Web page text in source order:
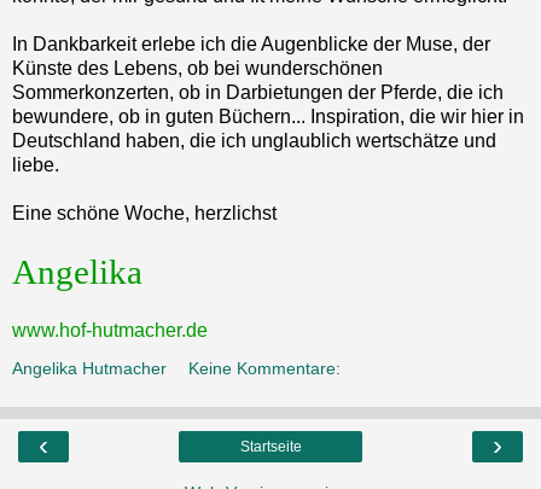
In Dankbarkeit erlebe ich die Augenblicke der Muse, der
Künste des Lebens, ob bei wunderschönen
Sommerkonzerten, ob in Darbietungen der Pferde, die ich
bewundere, ob in guten Büchern... Inspiration, die wir hier in
Deutschland haben, die ich unglaublich wertschätze und
liebe.
Eine schöne Woche, herzlichst
Angelika
www.hof-hutmacher.de
Angelika Hutmacher Keine Kommentare:
‹ ›
Startseite